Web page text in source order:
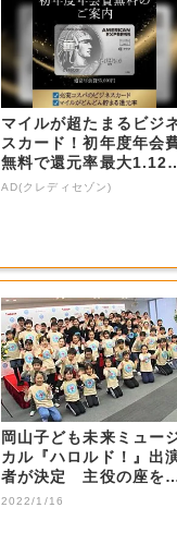
マイルが超たまるビジ
スカード！初年度年会
無料で還元率最大1.12
5%
AD(クレディセゾン)
岡山子ども未来ミュー
カル『ハロルド！』出
者が決定 主役の座を
止めた感想は…...
2022/1/16